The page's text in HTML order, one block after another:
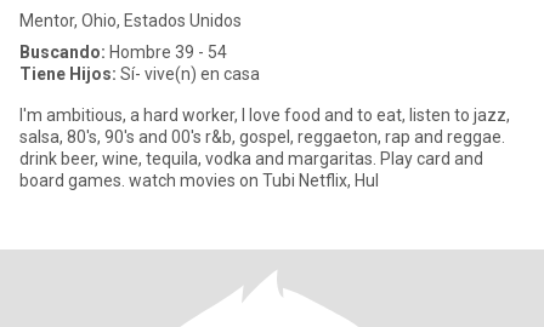
Mentor, Ohio, Estados Unidos
Buscando: Hombre 39 - 54
Tiene Hijos: Sí- vive(n) en casa
I'm ambitious, a hard worker, I love food and to eat, listen to jazz,
salsa, 80's, 90's and 00's r&b, gospel, reggaeton, rap and reggae.
drink beer, wine, tequila, vodka and margaritas. Play card and
board games. watch movies on Tubi Netflix, Hul